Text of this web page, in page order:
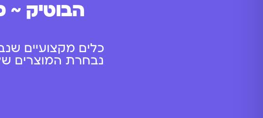
הבוטיק ~
כלים מקצועיים
נבחרת המוצרים